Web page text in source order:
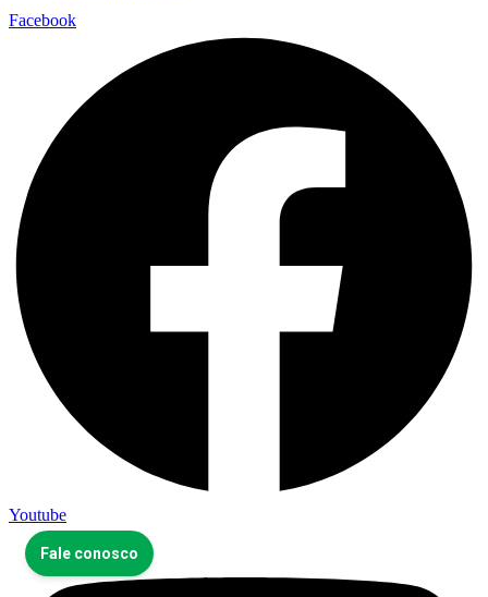
Facebook
Youtube